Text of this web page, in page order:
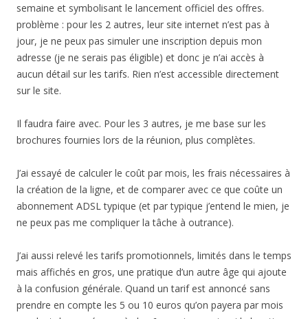
semaine et symbolisant le lancement officiel des offres.
problème : pour les 2 autres, leur site internet n’est pas à
jour, je ne peux pas simuler une inscription depuis mon
adresse (je ne serais pas éligible) et donc je n’ai accès à
aucun détail sur les tarifs. Rien n’est accessible directement
sur le site.
Il faudra faire avec. Pour les 3 autres, je me base sur les
brochures fournies lors de la réunion, plus complètes.
J’ai essayé de calculer le coût par mois, les frais nécessaires à
la création de la ligne, et de comparer avec ce que coûte un
abonnement ADSL typique (et par typique j’entend le mien, je
ne peux pas me compliquer la tâche à outrance).
J’ai aussi relevé les tarifs promotionnels, limités dans le temps
mais affichés en gros, une pratique d’un autre âge qui ajoute
à la confusion générale. Quand un tarif est annoncé sans
prendre en compte les 5 ou 10 euros qu’on payera par mois